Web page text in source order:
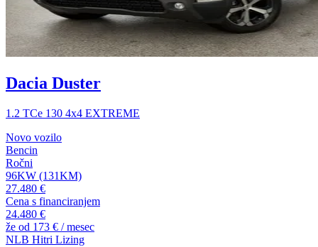
Dacia Duster
1.2 TCe 130 4x4 EXTREME
Novo vozilo
Bencin
Ročni
96KW (131KM)
27.480 €
Cena s financiranjem
24.480 €
že od 173 € / mesec
NLB Hitri Lizing